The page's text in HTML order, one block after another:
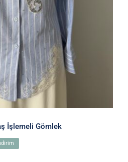
İşlemeli Gömlek